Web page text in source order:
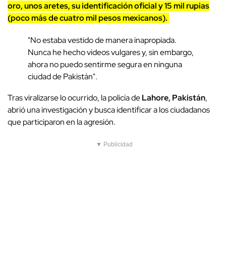
oro, unos aretes, su identificación oficial y 15 mil rupias
(poco más de cuatro mil pesos mexicanos).
"No estaba vestido de manera inapropiada.
Nunca he hecho videos vulgares y, sin embargo,
ahora no puedo sentirme segura en ninguna
ciudad de Pakistán".
Tras viralizarse lo ocurrido, la policía deLahore, Pakistán,
abrió una investigación y busca identificar a los ciudadanos
que participaron en la agresión.
▼ Publicidad